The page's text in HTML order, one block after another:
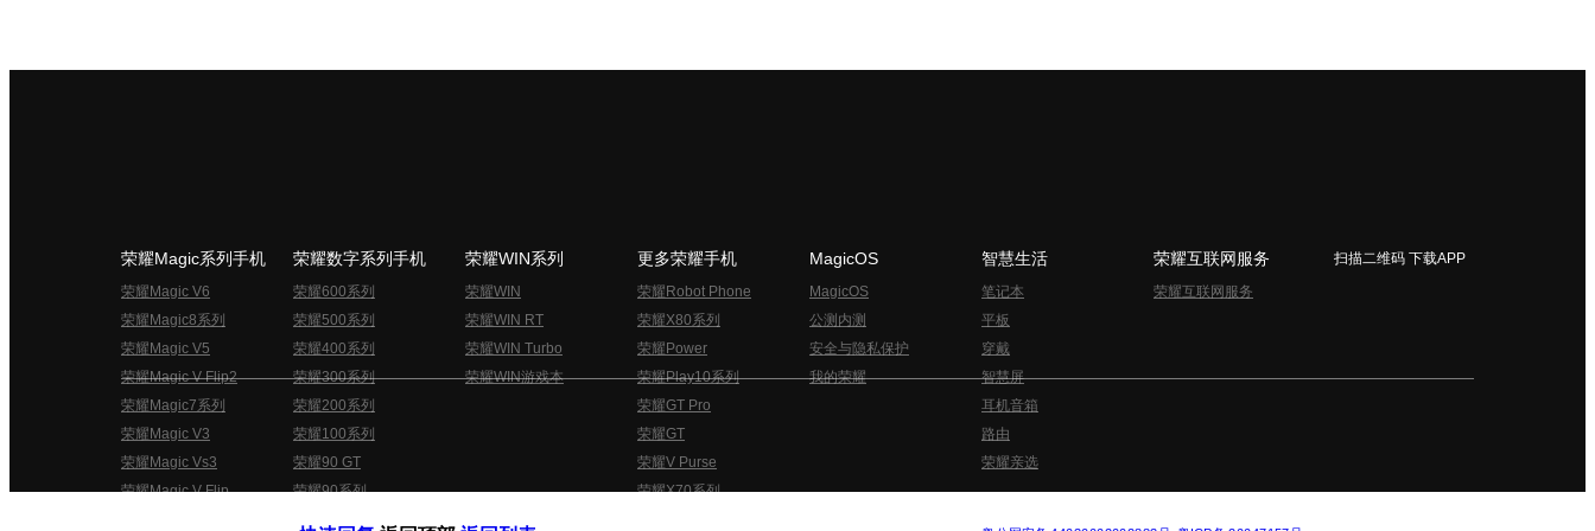
荣耀Magic系列手机
荣耀Magic V6
荣耀Magic8系列
荣耀Magic V5
荣耀Magic V Flip2
荣耀Magic7系列
荣耀Magic V3
荣耀Magic Vs3
荣耀Magic V Flip
荣耀数字系列手机
荣耀600系列
荣耀500系列
荣耀400系列
荣耀300系列
荣耀200系列
荣耀100系列
荣耀90 GT
荣耀90系列
荣耀WIN系列
荣耀WIN
荣耀WIN RT
荣耀WIN Turbo
荣耀WIN游戏本
更多荣耀手机
荣耀Robot Phone
荣耀X80系列
荣耀Power
荣耀Play10系列
荣耀GT Pro
荣耀GT
荣耀V Purse
荣耀X70系列
MagicOS
MagicOS
公测内测
安全与隐私保护
我的荣耀
智慧生活
笔记本
平板
穿戴
智慧屏
耳机音箱
路由
荣耀亲选
荣耀互联网服务
荣耀互联网服务
扫描二维码 下载APP